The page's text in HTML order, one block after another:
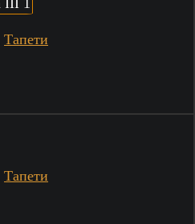
Тапети
Тапети